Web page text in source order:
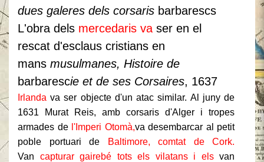
dues galeres dels corsaris barbarescs
L'obra dels mercedaris va ser en el
rescat d'esclaus cristians en
mans musulmanes, Histoire de
barbarescie et de ses Corsaires, 1637
Irlanda va ser objecte d'un atac similar. Al juny de
1631 Murat Reis, amb corsaris d'Alger i tropes
armades de l'Imperi Otomà,va desembarcar al petit
poble portuari de
Baltimore, comtat de Cork.
Van capturar gairebé tots els vilatans i elsvan